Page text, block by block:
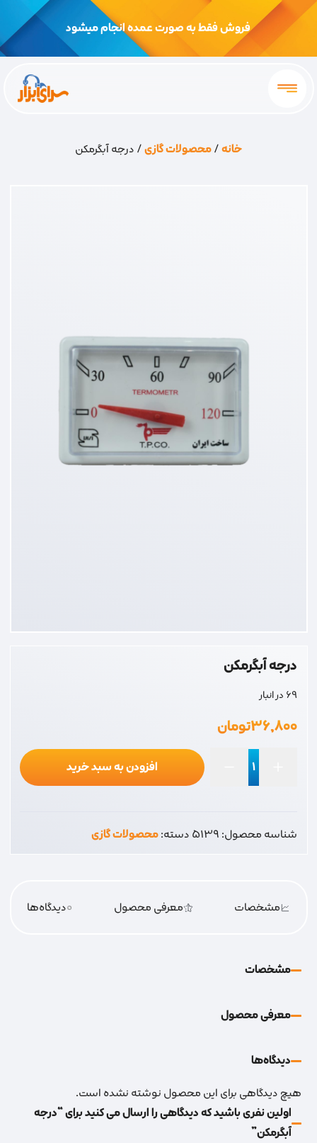
فروش فقط به صورت عمده انجام میشود
خانه/محصولات گازی/ درجه آبگرمکن
درجه آبگرمکن
69 در انبار
۳۶,۸۰۰تومان
افزودن به سبد خرید
شناسه محصول:5139دسته:محصولات گازی
مشخصات معرفی محصول 0دیدگاه‌‌ها
مشخصات
معرفی محصول
دیدگاه‌‌ها
هیچ دیدگاهی برای این محصول نوشته نشده است.
اولین نفری باشید که دیدگاهی را ارسال می کنید برای “درجه
آبگرمکن”